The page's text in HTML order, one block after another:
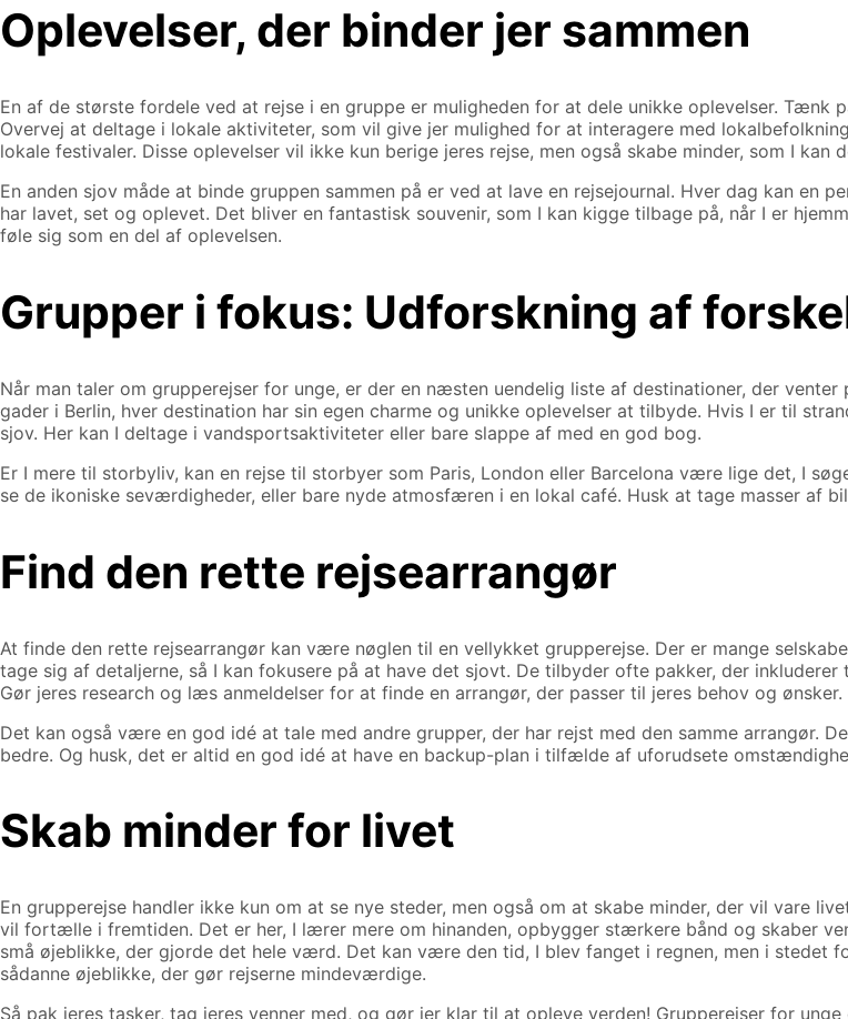
Oplevelser, der binder jer sammen
En af de største fordele ved at rejse i en gruppe er muligheden for at dele unikke oplevelser.
Overvej at deltage i lokale aktiviteter, som vil give jer mulighed for at interagere med
lokale festivaler. Disse oplevelser vil ikke kun berige jeres rejse, men også skabe minder, som I kan
En anden sjov måde at binde gruppen sammen på er ved at lave en rejsejournal. Hver dag kan en
har lavet, set og oplevet. Det bliver en fantastisk souvenir, som I kan kigge tilbage på, når I er
føle sig som en del af oplevelsen.
Grupper i fokus: Udforskning af
Når man taler om grupperejser for unge, er der en næsten uendelig liste af destinationer, der
gader i Berlin, hver destination har sin egen charme og unikke oplevelser at tilbyde. Hvis I er til
sjov. Her kan I deltage i vandsportsaktiviteter eller bare slappe af med en god bog.
Er I mere til storbyliv, kan en rejse til storbyer som Paris, London eller Barcelona være lige det, I
se de ikoniske seværdigheder, eller bare nyde atmosfæren i en lokal café. Husk at tage masser af
Find den rette rejsearrangør
At finde den rette rejsearrangør kan være nøglen til en vellykket grupperejse. Der er mange
tage sig af detaljerne, så I kan fokusere på at have det sjovt. De tilbyder ofte pakker, der
Gør jeres research og læs anmeldelser for at finde en arrangør, der passer til jeres behov og ønsker.
Det kan også være en god idé at tale med andre grupper, der har rejst med den samme arrangør.
bedre. Og husk, det er altid en god idé at have en backup-plan i tilfælde af uforudsete
Skab minder for livet
En grupperejse handler ikke kun om at se nye steder, men også om at skabe minder, der vil vare
vil fortælle i fremtiden. Det er her, I lærer mere om hinanden, opbygger stærkere bånd og skaber
små øjeblikke, der gjorde det hele værd. Det kan være den tid, I blev fanget i regnen, men i stedet
sådanne øjeblikke, der gør rejserne mindeværdige.
Så pak jeres tasker, tag jeres venner med, og gør jer klar til at opleve verden! Grupperejser for